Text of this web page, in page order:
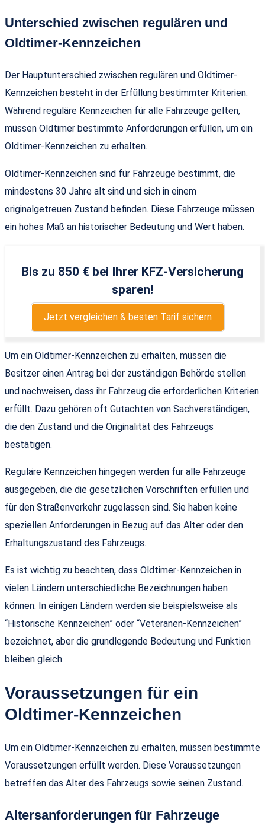
Unterschied zwischen regulären und
Oldtimer-Kennzeichen
Der Hauptunterschied zwischen regulären und Oldtimer-
Kennzeichen besteht in der Erfüllung bestimmter Kriterien.
Während reguläre Kennzeichen für alle Fahrzeuge gelten,
müssen Oldtimer bestimmte Anforderungen erfüllen, um ein
Oldtimer-Kennzeichen zu erhalten.
Oldtimer-Kennzeichen sind für Fahrzeuge bestimmt, die
mindestens 30 Jahre alt sind und sich in einem
originalgetreuen Zustand befinden. Diese Fahrzeuge müssen
ein hohes Maß an historischer Bedeutung und Wert haben.
Bis zu 850 € bei Ihrer KFZ-Versicherung
sparen!
Jetzt vergleichen & besten Tarif sichern
Um ein Oldtimer-Kennzeichen zu erhalten, müssen die
Besitzer einen Antrag bei der zuständigen Behörde stellen
und nachweisen, dass ihr Fahrzeug die erforderlichen Kriterien
erfüllt. Dazu gehören oft Gutachten von Sachverständigen,
die den Zustand und die Originalität des Fahrzeugs
bestätigen.
Reguläre Kennzeichen hingegen werden für alle Fahrzeuge
ausgegeben, die die gesetzlichen Vorschriften erfüllen und
für den Straßenverkehr zugelassen sind. Sie haben keine
speziellen Anforderungen in Bezug auf das Alter oder den
Erhaltungszustand des Fahrzeugs.
Es ist wichtig zu beachten, dass Oldtimer-Kennzeichen in
vielen Ländern unterschiedliche Bezeichnungen haben
können. In einigen Ländern werden sie beispielsweise als
“Historische Kennzeichen” oder “Veteranen-Kennzeichen”
bezeichnet, aber die grundlegende Bedeutung und Funktion
bleiben gleich.
Voraussetzungen für ein
Oldtimer-Kennzeichen
Um ein Oldtimer-Kennzeichen zu erhalten, müssen bestimmte
Voraussetzungen erfüllt werden. Diese Voraussetzungen
betreffen das Alter des Fahrzeugs sowie seinen Zustand.
Altersanforderungen für Fahrzeuge